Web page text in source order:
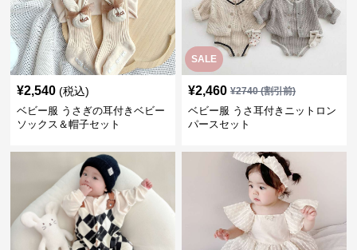
¥2,540 (税込)
ベビー服 うさぎの耳付きベビー
ソックス＆帽子セット
SALE
¥2,460 ¥2740 (割引前)
ベビー服 うさ耳付きニットロン
パースセット